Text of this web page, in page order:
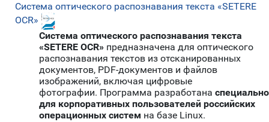
Система оптического распознавания текста «SETERE
OCR»
Система оптического распознавания текста
«SETERE OCR» предназначена для оптического
распознавания текстов из отсканированных
документов, PDF-документов и файлов
изображений, включая цифровые
фотографии. Программа разработана специально
для корпоративных пользователей российских
операционных систем на базе Linux.